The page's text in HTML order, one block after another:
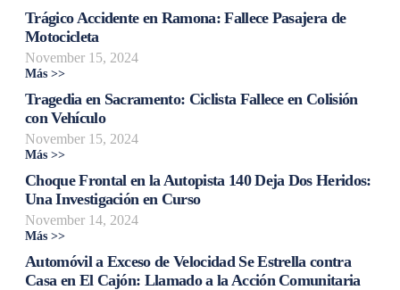
Trágico Accidente en Ramona: Fallece Pasajera de
Motocicleta
November 15, 2024
Más >>
Tragedia en Sacramento: Ciclista Fallece en Colisión
con Vehículo
November 15, 2024
Más >>
Choque Frontal en la Autopista 140 Deja Dos Heridos:
Una Investigación en Curso
November 14, 2024
Más >>
Automóvil a Exceso de Velocidad Se Estrella contra
Casa en El Cajón: Llamado a la Acción Comunitaria